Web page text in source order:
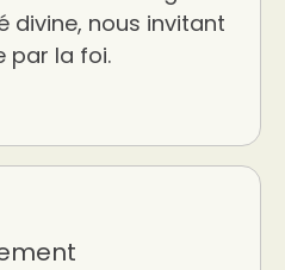
divine, nous invitant
par la foi.